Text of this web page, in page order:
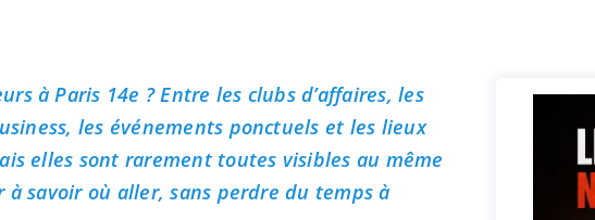
à Paris 14e ? Entre les clubs d’affaires, les
les événements ponctuels et les lieux
elles sont rarement toutes visibles au même
savoir où aller, sans perdre du temps à